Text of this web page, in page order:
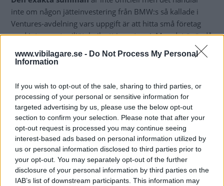
www.vibilagare.se - Do Not Process My Personal
Information
If you wish to opt-out of the sale, sharing to third parties, or
processing of your personal or sensitive information for
targeted advertising by us, please use the below opt-out
section to confirm your selection. Please note that after your
opt-out request is processed you may continue seeing
interest-based ads based on personal information utilized by
us or personal information disclosed to third parties prior to
your opt-out. You may separately opt-out of the further
disclosure of your personal information by third parties on the
IAB’s list of downstream participants. This information may
inte om någon jätteinvestering från BMW:s så kallade i
Ventures-avdelning vars uppgift är att hitta små företag
med intressant miljöteknik att investera i. Men det är ändå
ett tydligt ställningstagande att BMW inte bara ägnar sig åt
eldrift.
sin bensin på mackar redan i år och ska även försöka få
fram diesel och jetbränsle med samma metod.
– En genomsnittlig
bil rullar på vägarna i många år och
även om hela världen bytte till 100 procent eldrivna bilar
imorgon skulle det ta åtminstone ett decennium för
dagens förbränningsmotorer att försvinna från vägarna,
säger Greg Smithies på BMW i Ventures.